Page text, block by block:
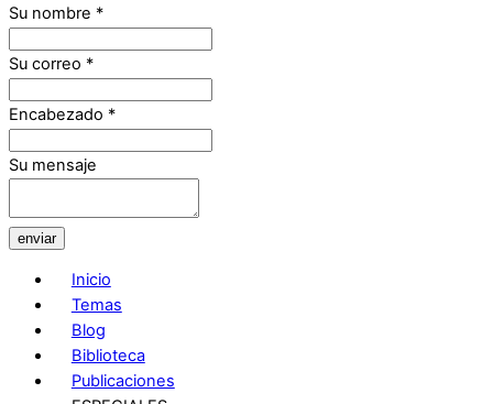
Su nombre *
Su correo *
Encabezado *
Su mensaje
enviar
Inicio
Temas
Blog
Biblioteca
Publicaciones